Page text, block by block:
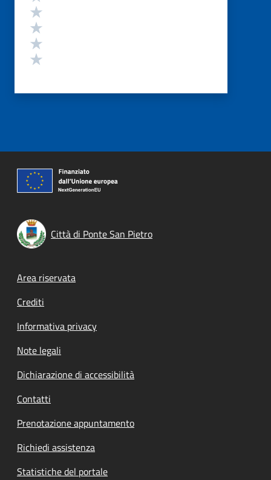
Città di Ponte San Pietro
Footer menu
Area riservata
Crediti
Informativa privacy
Note legali
Dichiarazione di accessibilità
Contatti
Prenotazione appuntamento
Richiedi assistenza
Statistiche del portale